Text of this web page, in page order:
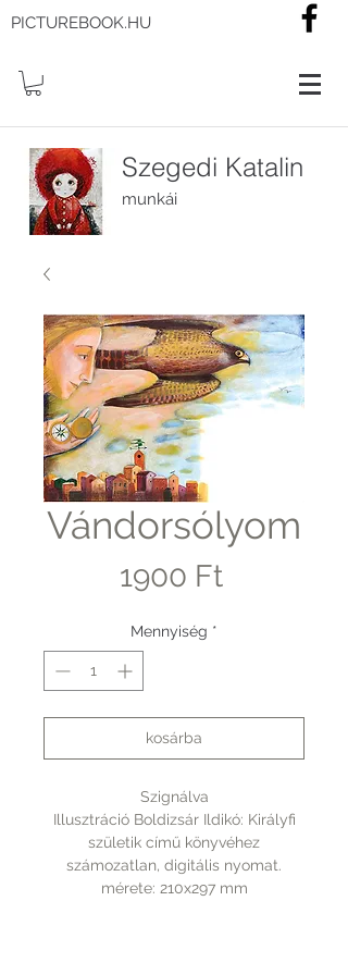
PICTUREBOOK.HU
Szegedi Katalin
munkái
Vándorsólyom
1900 FtÁr
Mennyiség *
kosárba
Szignálva
Illusztráció Boldizsár Ildikó: Királyfi
születik című könyvéhez
számozatlan, digitális nyomat.
mérete: 210x297 mm